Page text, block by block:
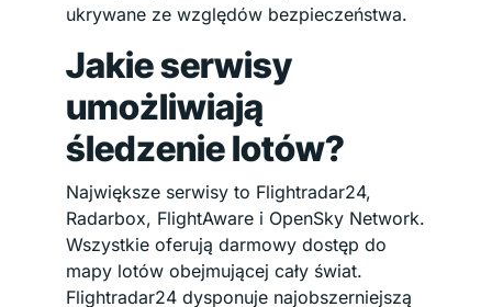
ukrywane ze względów bezpieczeństwa.
Jakie serwisy
umożliwiają
śledzenie lotów?
Największe serwisy to Flightradar24,
Radarbox, FlightAware i OpenSky Network.
Wszystkie oferują darmowy dostęp do
mapy lotów obejmującej cały świat.
Flightradar24 dysponuje najobszerniejszą